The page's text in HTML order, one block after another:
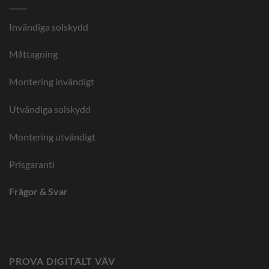
Invändiga solskydd
Måttagning
Montering invändigt
Utvändiga solskydd
Montering utvändigt
Prisgaranti
Frågor & Svar
PROVA DIGITALT VÄV